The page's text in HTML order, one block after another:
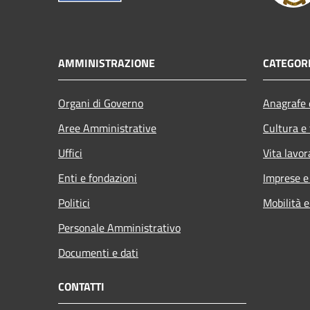
AMMINISTRAZIONE
Organi di Governo
Aree Amministrative
Uffici
Enti e fondazioni
Politici
Personale Amministrativo
Documenti e dati
Cultura
Vita
Imprese
Mobilità
CONTATTI